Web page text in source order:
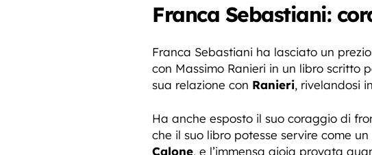
Franca Sebastiani:
Franca Sebastiani ha lasciato un
con Massimo Ranieri in un libro scritto
sua relazione con Ranieri, rivelandosi
Ha anche esposto il suo coraggio di
che il suo libro potesse servire come
Calone, e l’immensa gioia provata